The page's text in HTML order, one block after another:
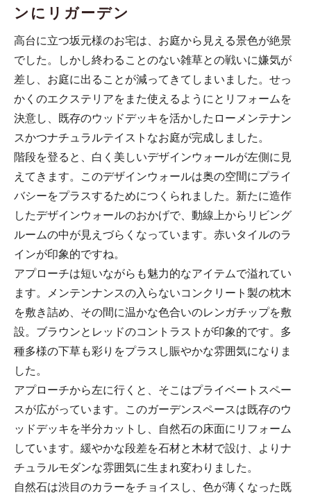
ンにリガーデン
高台に立つ坂元様のお宅は、お庭から見える景色が絶景
でした。しかし終わることのない雑草との戦いに嫌気が
差し、お庭に出ることが減ってきてしまいました。せっ
かくのエクステリアをまた使えるようにとリフォームを
決意し、既存のウッドデッキを活かしたローメンテナン
スかつナチュラルテイストなお庭が完成しました。
階段を登ると、白く美しいデザインウォールが左側に見
えてきます。このデザインウォールは奥の空間にプライ
バシーをプラスするためにつくられました。新たに造作
したデザインウォールのおかげで、動線上からリビング
ルームの中が見えづらくなっています。赤いタイルのラ
インが印象的ですね。
アプローチは短いながらも魅力的なアイテムで溢れてい
ます。メンテンナンスの入らないコンクリート製の枕木
を敷き詰め、その間に温かな色合いのレンガチップを敷
設。ブラウンとレッドのコントラストが印象的です。多
種多様の下草も彩りをプラスし賑やかな雰囲気になりま
した。
アプローチから左に行くと、そこはプライベートスペー
スが広がっています。このガーデンスペースは既存のウ
ッドデッキを半分カットし、自然石の床面にリフォーム
しています。緩やかな段差を石材と木材で設け、よりナ
チュラルモダンな雰囲気に生まれ変わりました。
自然石は渋目のカラーをチョイスし、色が薄くなった既